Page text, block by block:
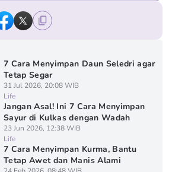
7 Cara Menyimpan Daun Seledri agar
Tetap Segar
31 Jul 2026, 20:08 WIB
Life
Jangan Asal! Ini 7 Cara Menyimpan
Sayur di Kulkas dengan Wadah
23 Jun 2026, 12:38 WIB
Life
7 Cara Menyimpan Kurma, Bantu
Tetap Awet dan Manis Alami